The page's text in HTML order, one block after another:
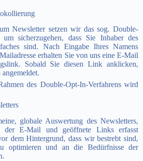
Newsletter setzen wir das sog. Double-
sicherzugehen, dass Sie Inhaber des
sind. Nach Eingabe Ihres Namens
erhalten Sie von uns eine E-Mail
Sobald Sie diesen Link anklicken,
des Double-Opt-In-Verfahrens wird
globale Auswertung des Newsletters,
der E-Mail und geöffnete Links erfasst
dem Hintergrund, dass wir bestrebt sind,
optimieren und an die Bedürfnisse der